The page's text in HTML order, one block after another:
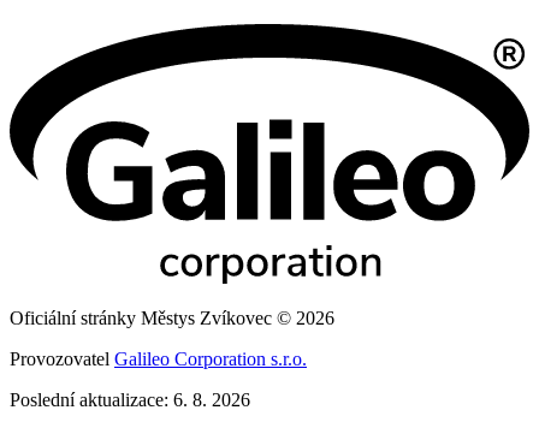
Oficiální stránky Městys Zvíkovec © 2026
Provozovatel Galileo Corporation s.r.o.
Poslední aktualizace: 6. 8. 2026